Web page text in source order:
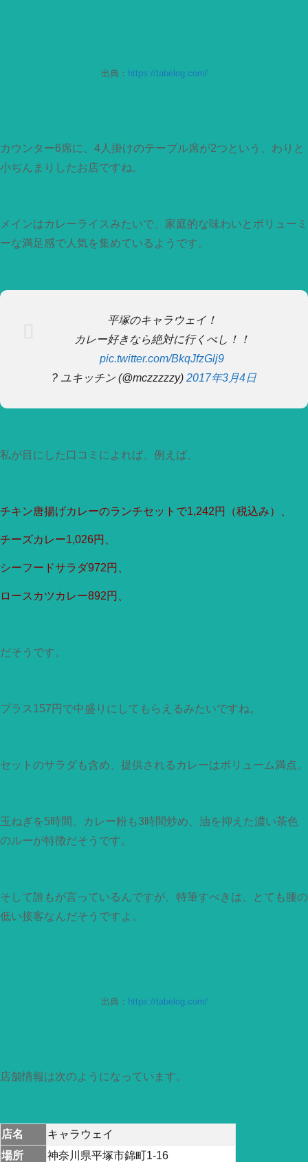
出典： https://tabelog.com/
カウンター6席に、4人掛けのテーブル席が2つという、わりと
小ぢんまりしたお店ですね。
メインはカレーライスみたいで、家庭的な味わいとボリューミ
ーな満足感で人気を集めているようです。
平塚のキャラウェイ！
カレー好きなら絶対に行くべし！！
pic.twitter.com/BkqJfzGlj9
? ユキッチン (@mczzzzzy) 2017年3月4日
私が目にした口コミによれば、例えば、
チキン唐揚げカレーのランチセットで1,242円（税込み）、
チーズカレー1,026円、
シーフードサラダ972円、
ロースカツカレー892円、
だそうです。
プラス157円で中盛りにしてもらえるみたいですね。
セットのサラダも含め、提供されるカレーはボリューム満点。
玉ねぎを5時間、カレー粉も3時間炒め、油を抑えた濃い茶色
のルーが特徴だそうです。
そして誰もが言っているんですが、特筆すべきは、とても腰の
低い接客なんだそうですよ。
出典： https://tabelog.com/
店舗情報は次のようになっています。
店名
キャラウェイ
場所
神奈川県平塚市錦町1-16